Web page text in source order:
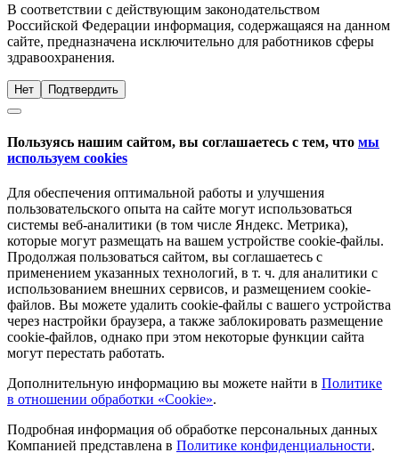
В соответствии с действующим законодательством
Российской Федерации информация, содержащаяся на данном
сайте, предназначена исключительно для работников сферы
здравоохранения.
Нет Подтвердить
Пользуясь нашим сайтом, вы соглашаетесь с тем, что мы
используем cookies
Для обеспечения оптимальной работы и улучшения
пользовательского опыта на сайте могут использоваться
системы веб-аналитики (в том числе Яндекс. Метрика),
которые могут размещать на вашем устройстве cookie-файлы.
Продолжая пользоваться сайтом, вы соглашаетесь с
применением указанных технологий, в т. ч. для аналитики с
использованием внешних сервисов, и размещением cookie-
файлов. Вы можете удалить cookie-файлы с вашего устройства
через настройки браузера, а также заблокировать размещение
cookie-файлов, однако при этом некоторые функции сайта
могут перестать работать.
Дополнительную информацию вы можете найти в Политике
в отношении обработки «Cookie».
Подробная информация об обработке персональных данных
Компанией представлена в Политике конфиденциальности.